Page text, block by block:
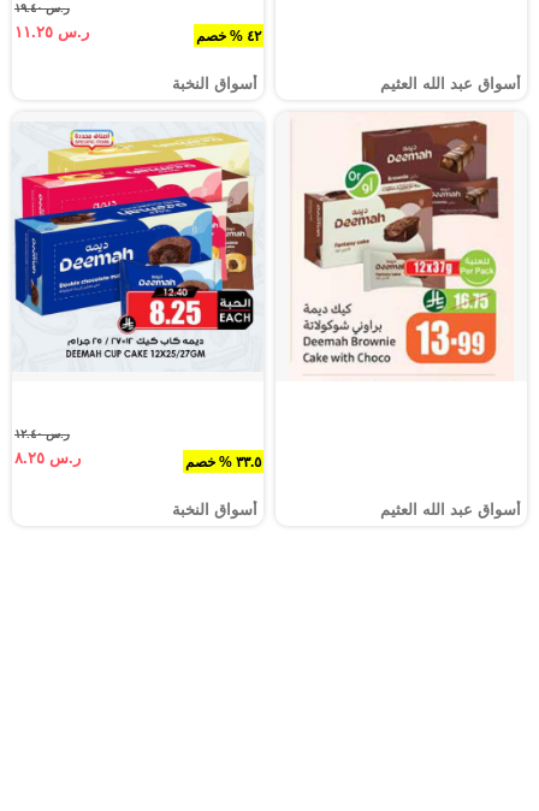
أسواق عبد الله العثيم
٤٢ % خصم
ر.س ١٩.٤٠
ر.س ١١.٢٥
أسواق النخبة
أسواق عبد الله العثيم
٣٣.٥ % خصم
ر.س ١٢.٤٠
ر.س ٨.٢٥
أسواق النخبة